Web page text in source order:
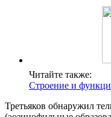
Читайте также:
Строение и
Третьяков обнаружил